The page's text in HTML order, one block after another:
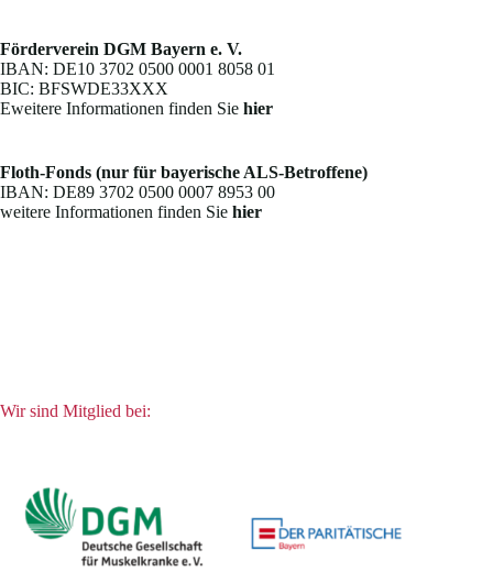
Förderverein DGM Bayern e. V.
IBAN: DE10 3702 0500 0001 8058 01
BIC: BFSWDE33XXX
Eweitere Informationen finden Sie hier
Floth-Fonds (nur für bayerische ALS-Betroffene)
IBAN: DE89 3702 0500 0007 8953 00
weitere Informationen finden Sie hier
Wir sind Mitglied bei: